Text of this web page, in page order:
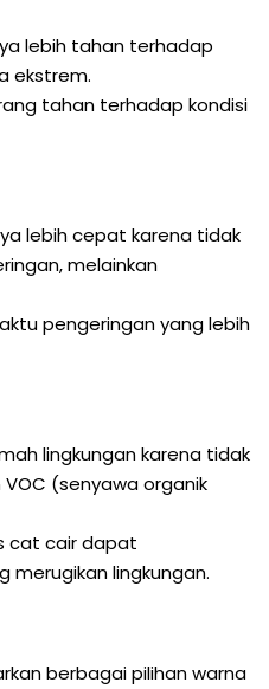
lebih tahan terhadap
ekstrem.
tahan terhadap kondisi
lebih cepat karena tidak
melainkan
pengeringan yang lebih
lingkungan karena tidak
(senyawa organik
cat cair dapat
merugikan lingkungan.
berbagai pilihan warna